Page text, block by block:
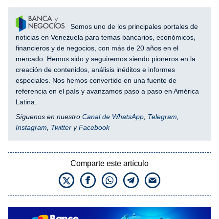
Somos uno de los principales portales de
noticias en Venezuela para temas bancarios, económicos,
financieros y de negocios, con más de 20 años en el
mercado. Hemos sido y seguiremos siendo pioneros en la
creación de contenidos, análisis inéditos e informes
especiales. Nos hemos convertido en una fuente de
referencia en el país y avanzamos paso a paso en América
Latina.
Síguenos en nuestro Canal de WhatsApp Telegram
Instagram
Twitter yFacebook
Comparte este artículo